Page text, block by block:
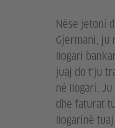
Nëse jetoni
Gjermani, ju
llogari
juaj do t’ju
në llogari.
dhe faturat
llogarinë